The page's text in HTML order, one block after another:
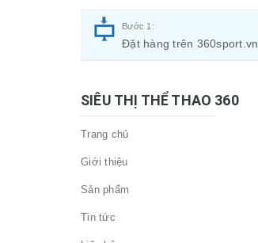
Bước 1:
Đặt hàng trên 360sport.vn
SIÊU THỊ THỂ THAO 360
Trang chủ
Giới thiệu
Sản phẩm
Tin tức